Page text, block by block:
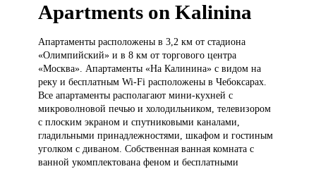
Apartments on Kalinina
Апартаменты расположеныв 3,2 км от стадиона
«Олимпийский» и в 8 км от торгового центра
«Москва». Апартаменты «На Калинина» с видом на
реку и бесплатным Wi-Fi расположены в Чебоксарах.
Все апартаменты располагают мини-кухней с
микроволновой печью и холодильником, телевизором
с плоским экраном и спутниковыми каналами,
гладильными принадлежностями, шкафом и гостиным
уголком с диваном. Собственная ванная комната с
ванной укомплектована феном и бесплатными